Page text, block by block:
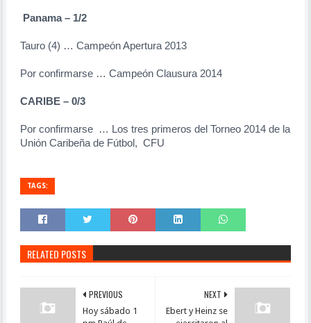
Panama – 1/2
Tauro (4) … Campeón Apertura 2013
Por confirmarse … Campeón Clausura 2014
CARIBE – 0/3
Por confirmarse … Los tres primeros del Torneo 2014 de la
Unión Caribeña de Fútbol, CFU
TAGS:
RELATED POSTS
NEXT
Ebert y Heinz se
PREVIOUS
Hoy sábado 1